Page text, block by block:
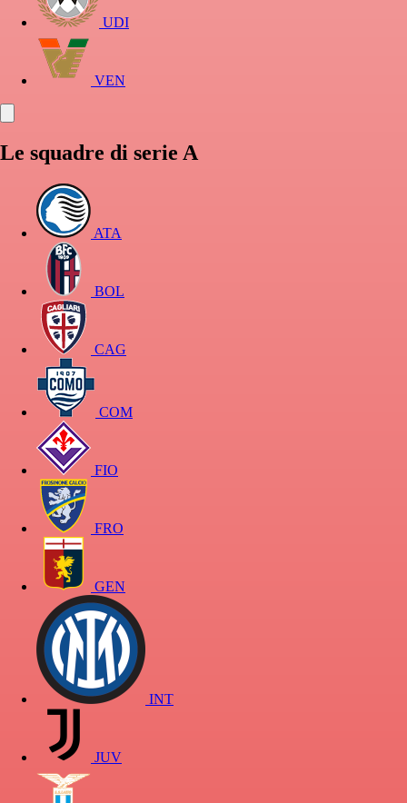
UDI
VEN
Le squadre di serie A
ATA
BOL
CAG
COM
FIO
FRO
GEN
INT
JUV